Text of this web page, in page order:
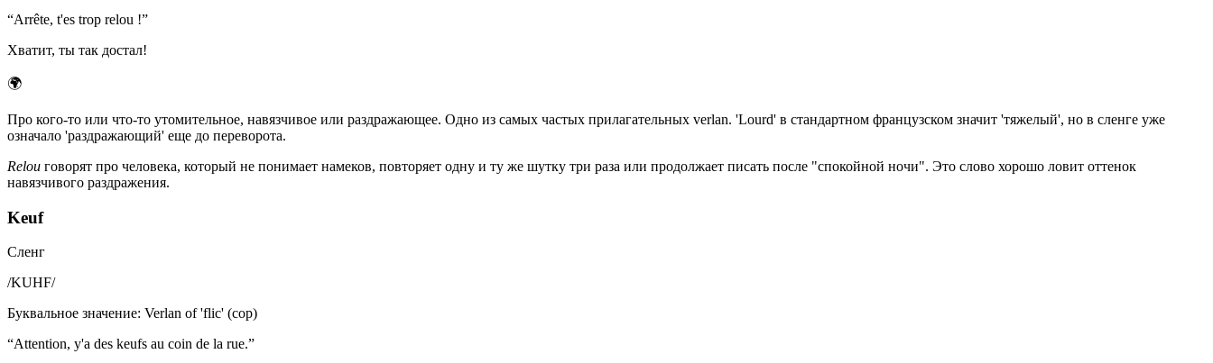
“Arrête, t'es trop relou !”
Хватит, ты так достал!
🌍
Про кого-то или что-то утомительное, навязчивое или раздражающее. Одно из самых частых прилагательных verlan. 'Lourd' в стандартном французском значит 'тяжелый', но в сленге уже
означало 'раздражающий' еще до переворота.
Relou говорят про человека, который не понимает намеков, повторяет одну и ту же шутку три раза или продолжает писать после "спокойной ночи". Это слово хорошо ловит оттенок
навязчивого раздражения.
Keuf
Сленг
/KUHF/
Буквальное значение: Verlan of 'flic' (cop)
“Attention, y'a des keufs au coin de la rue.”